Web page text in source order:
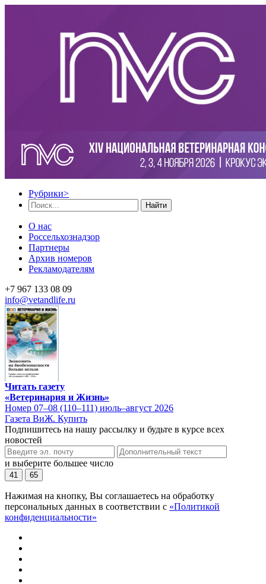
Рубрики>
Найти
О нас
Россельхознадзор
Партнеры
Архив номеров
Рекламодателям
+7 967 133 08 09
info@vetandlife.ru
Читать газету
«Ветеринария и Жизнь»
Номер 07–08 (110–111) июль–август 2026
Газета ВиЖ. Купить
Подпишитесь на нашу рассылку и будьте в курсе всех
новостей
и выберите большее число
41 65
Нажимая на кнопку, Вы соглашаетесь на обработку
персональных данных в соответствии с «Политикой
конфиденциальности»